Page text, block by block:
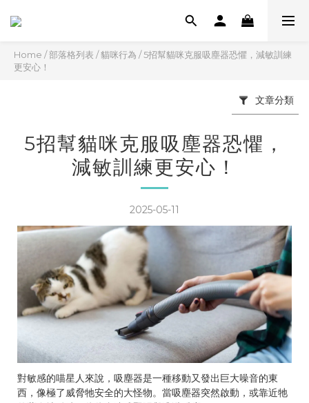
Home /部落格列表 /貓咪行為 /5招幫貓咪克服吸塵器恐懼，減敏訓練
更安心！
文章分類
5招幫貓咪克服吸塵器恐懼，
減敏訓練更安心！
2025-05-11
對敏感的喵星人來說，吸塵器是一種移動又發出巨大噪音的東
西，像極了威脅牠安全的大怪物。當吸塵器突然啟動，或靠近牠